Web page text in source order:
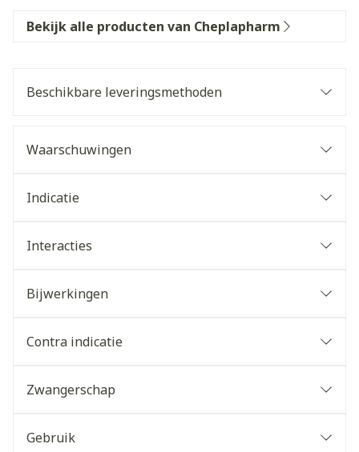
Bekijk alle producten van Cheplapharm
Beschikbare leveringsmethoden
Waarschuwingen
Indicatie
Interacties
Bijwerkingen
Contra indicatie
Zwangerschap
Gebruik